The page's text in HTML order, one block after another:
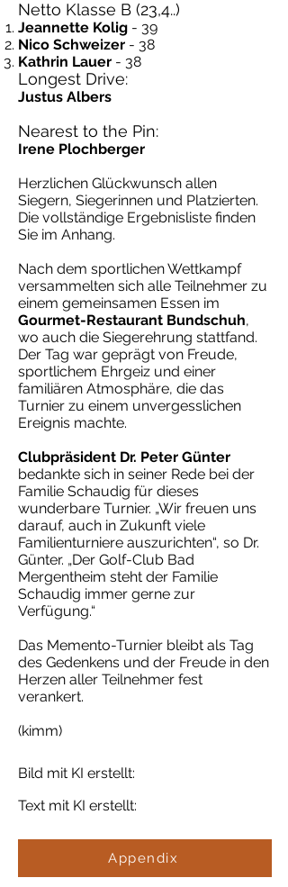
Netto Klasse B (23,4..)
Jeannette Kolig - 39
Nico Schweizer - 38
Kathrin Lauer - 38
Longest Drive:
Justus Albers
Nearest to the Pin:
Irene Plochberger
Herzlichen Glückwunsch allen
Siegern, Siegerinnen und Platzierten.
Die vollständige Ergebnisliste finden
Sie im Anhang.
Nach dem sportlichen Wettkampf
versammelten sich alle Teilnehmer zu
einem gemeinsamen Essen im
Gourmet-Restaurant Bundschuh,
wo auch die Siegerehrung stattfand.
Der Tag war geprägt von Freude,
sportlichem Ehrgeiz und einer
familiären Atmosphäre, die das
Turnier zu einem unvergesslichen
Ereignis machte.
Clubpräsident Dr. Peter Günter
bedankte sich in seiner Rede bei der
Familie Schaudig für dieses
wunderbare Turnier. „Wir freuen uns
darauf, auch in Zukunft viele
Familienturniere auszurichten“, so Dr.
Günter. „Der Golf-Club Bad
Mergentheim steht der Familie
Schaudig immer gerne zur
Verfügung.“
Das Memento-Turnier bleibt als Tag
des Gedenkens und der Freude in den
Herzen aller Teilnehmer fest
verankert.
(kimm)
Bild mit KI erstellt:
Text mit KI erstellt:
Appendix